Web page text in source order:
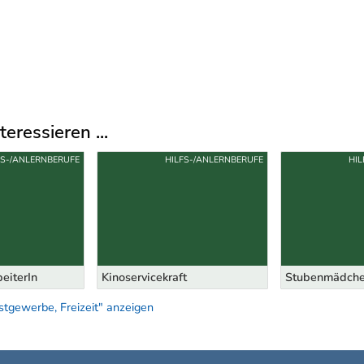
...
ANLERNBERUFE
Kinoservicekraft
HILFS-/ANLERNBERUFE
Freizeit" anzeigen